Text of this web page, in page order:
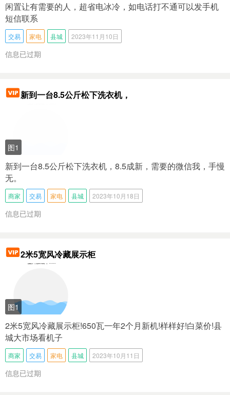
闲置让有需要的人，超省电冰冷，如电话打不通可以发手机
短信联系
交易 家电 县城 2023年11月10日
信息已过期
新到一台8.5公斤松下洗衣机，
图1
新到一台8.5公斤松下洗衣机，8.5成新，需要的微信我，手慢
无。
商家 交易 家电 县城 2023年10月18日
信息已过期
2米5宽风冷藏展示柜
图1
2米5宽风冷藏展示柜!650瓦一年2个月新机!样样好!白菜价!县
城大市场看机子
商家 交易 家电 县城 2023年10月11日
信息已过期